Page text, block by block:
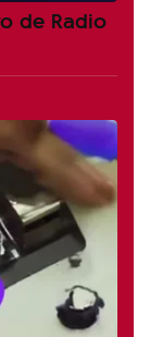
de Radio